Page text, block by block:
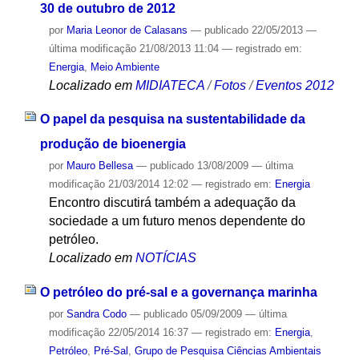
30 de outubro de 2012
por Maria Leonor de Calasans — publicado22/05/2013 —
última modificação21/08/2013 11:04 — registrado em:
Energia, Meio Ambiente
Localizado em MIDIATECA /Fotos /Eventos 2012
O papel da pesquisa na sustentabilidade da
produção de bioenergia
por Mauro Bellesa — publicado13/08/2009 — última
modificação21/03/2014 12:02 — registrado em: Energia
Encontro discutirá também a adequação da
sociedade a um futuro menos dependente do
petróleo.
Localizado em NOTÍCIAS
O petróleo do pré-sal e a governança marinha
por Sandra Codo — publicado05/09/2009 — última
modificação22/05/2014 16:37 — registrado em: Energia,
Petróleo, Pré-Sal , Grupo de Pesquisa Ciências Ambientais